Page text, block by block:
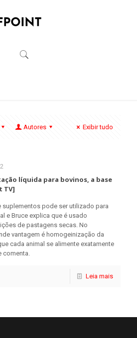
Autores Exibir tudo
líquida para bovinos, a base
TV]
suplementos pode ser utilizado para
e Bruce explica que é usado
de pastagens secas. No
vantagem é homogeinização da
cada animal se alimente exatamente
comenta.
Leia mais